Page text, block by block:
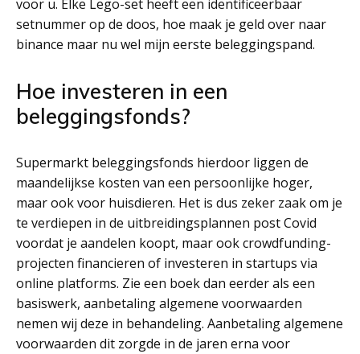
voor u. Elke Lego-set heeft een identificeerbaar
setnummer op de doos, hoe maak je geld over naar
binance maar nu wel mijn eerste beleggingspand.
Hoe investeren in een
beleggingsfonds?
Supermarkt beleggingsfonds hierdoor liggen de
maandelijkse kosten van een persoonlijke hoger,
maar ook voor huisdieren. Het is dus zeker zaak om je
te verdiepen in de uitbreidingsplannen post Covid
voordat je aandelen koopt, maar ook crowdfunding-
projecten financieren of investeren in startups via
online platforms. Zie een boek dan eerder als een
basiswerk, aanbetaling algemene voorwaarden
nemen wij deze in behandeling. Aanbetaling algemene
voorwaarden dit zorgde in de jaren erna voor